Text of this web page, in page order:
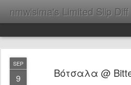
nmwisima's Limited Slip Diff
SEP
9 Βότσαλα @